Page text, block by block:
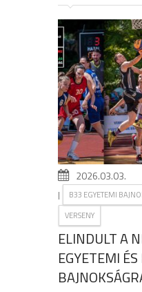
2026.03.03.
| B33 EGYETEMI
VERSENY
ELINDULT A
EGYETEMI